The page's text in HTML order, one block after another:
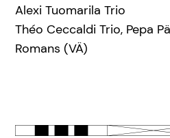
Alexi Tuomarila Trio
Théo Ceccaldi Trio, Pepa
Romans (VÄ)